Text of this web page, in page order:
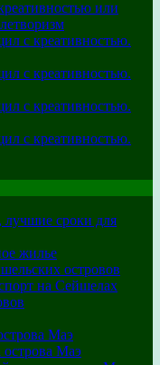
или
с креативностью.
с креативностью.
с креативностью.
с креативностью.
сроки для
жилье
островов
на Сейшелах
Маэ
Маэ